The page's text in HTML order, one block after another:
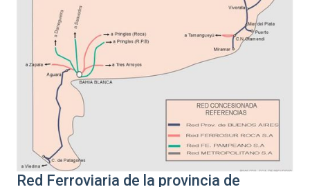
Red Ferroviaria de la provincia de